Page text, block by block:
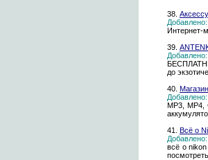
38.
Интернет-
39.
до
40.
MP3, MP4,
41. Всё о
всё о